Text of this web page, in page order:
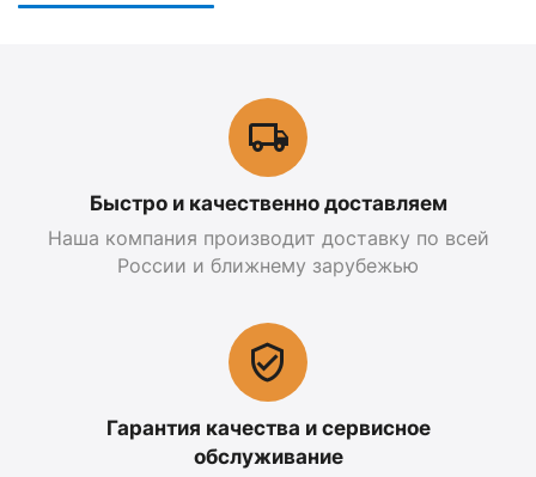
Быстро и качественно доставляем
Наша компания производит доставку по всей
России и ближнему зарубежью
Гарантия качества и сервисное
обслуживание